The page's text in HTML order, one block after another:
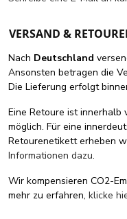
VERSAND &
Nach Deutschland
Ansonsten betragen die
Die Lieferung erfolgt
Eine Retoure ist
möglich. Für eine
Retourenetikett erheben
Informationen dazu.
Wir kompensieren CO2-
mehr zu erfahren, klicke